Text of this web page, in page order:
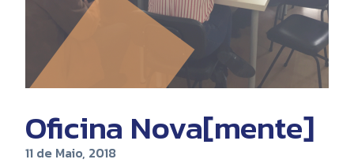
Oficina Nova[mente]
11 de Maio, 2018